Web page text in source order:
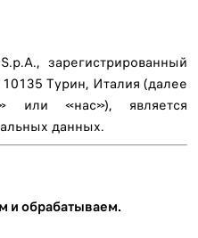
зарегистрированный
Турин, Италия (далее
или «нас»), является
данных.
и обрабатываем.